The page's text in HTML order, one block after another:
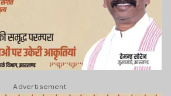
Advertisement